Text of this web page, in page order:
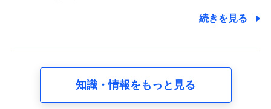
8.取引先個人情報
取引先としての選定業務、営業情報の提供業務、契約締結手
続きを見る
知識・情報をもっと見る